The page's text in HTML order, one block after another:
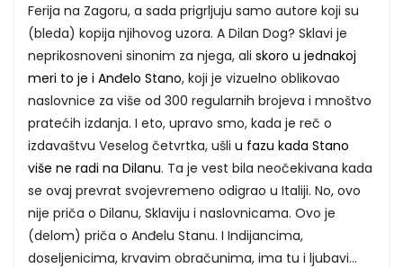
Ferija na Zagoru, a sada prigrljuju samo autore koji su
(bleda) kopija njihovog uzora. A Dilan Dog? Sklavi je
neprikosnoveni sinonim za njega, ali skoro u jednakoj
meri to je i Anđelo Stano, koji je vizuelno oblikovao
naslovnice za više od 300 regularnih brojeva i mnoštvo
pratećih izdanja. I eto, upravo smo, kada je reč o
izdavaštvu Veselog četvrtka, ušli u fazu kada Stano
više ne radi na Dilanu. Ta je vest bila neočekivana kada
se ovaj prevrat svojevremeno odigrao u Italiji. No, ovo
nije priča o Dilanu, Sklaviju i naslovnicama. Ovo je
(delom) priča o Anđelu Stanu. I Indijancima,
doseljenicima, krvavim obračunima, ima tu i ljubavi...